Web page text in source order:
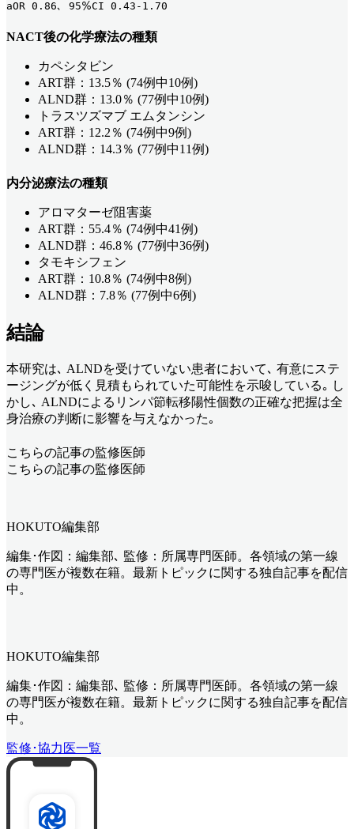
aOR 0.86､ 95％CI 0.43-1.70
NACT後の化学療法の種類
カペシタビン
ART群：13.5％ (74例中10例)
ALND群：13.0％ (77例中10例)
トラスツズマブ エムタンシン
ART群：12.2％ (74例中9例)
ALND群：14.3％ (77例中11例)
内分泌療法の種類
アロマターゼ阻害薬
ART群：55.4％ (74例中41例)
ALND群：46.8％ (77例中36例)
タモキシフェン
ART群：10.8％ (74例中8例)
ALND群：7.8％ (77例中6例)
結論
本研究は､ ALNDを受けていない患者において､ 有意にステ
ージングが低く見積もられていた可能性を示唆している｡ し
かし､ ALNDによるリンパ節転移陽性個数の正確な把握は全
身治療の判断に影響を与えなかった｡
こちらの記事の監修医師
こちらの記事の監修医師
HOKUTO編集部
編集･作図：編集部､ 監修：所属専門医師。各領域の第一線
の専門医が複数在籍。最新トピックに関する独自記事を配信
中。
HOKUTO編集部
編集･作図：編集部､ 監修：所属専門医師。各領域の第一線
の専門医が複数在籍。最新トピックに関する独自記事を配信
中。
監修･協力医一覧